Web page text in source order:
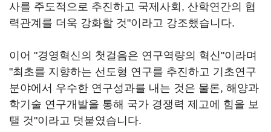
사를 주도적으로 추진하고 국제사회, 산학연간의 협
력관계를 더욱 강화할 것"이라고 강조했습니다.
이어 "경영혁신의 첫걸음은 연구역량의 혁신"이라며
"최초를 지향하는 선도형 연구를 추진하고 기초연구
분야에서 우수한 연구성과를 내는 것은 물론, 해양과
학기술 연구개발을 통해 국가 경쟁력 제고에 힘을 보
탤 것"이라고 덧붙였습니다.